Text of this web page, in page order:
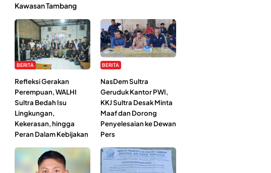
Kawasan Tambang
BERITA
Refleksi Gerakan
Perempuan, WALHI
Sultra Bedah Isu
Lingkungan,
Kekerasan, hingga
Peran Dalam Kebijakan
BERITA
NasDem Sultra
Geruduk Kantor PWI,
KKJ Sultra Desak Minta
Maaf dan Dorong
Penyelesaian ke Dewan
Pers